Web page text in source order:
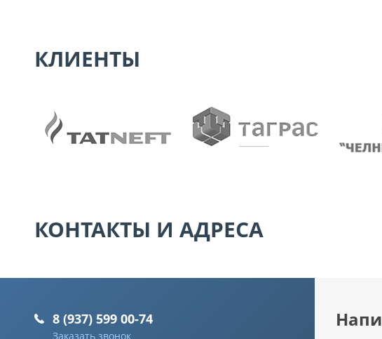
КЛИЕНТЫ
КОНТАКТЫ И АДРЕСА
8 (937) 599 00-74
Заказать звонок